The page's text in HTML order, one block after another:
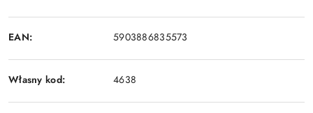
EAN: 5903886835573
Własny kod: 4638